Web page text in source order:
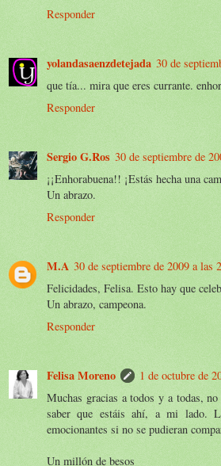
Responder
yolandasaenzdetejada 30 de
que tía... mira que eres currante.
Responder
Sergio G.Ros 30 de septiembre de
¡¡Enhorabuena!! ¡Estás hecha una
Un abrazo.
Responder
M.A 30 de septiembre de 2009 a las
Felicidades, Felisa. Esto hay que
Un abrazo, campeona.
Responder
Felisa Moreno
1 de octubre de
Muchas gracias a todos y a todas,
saber que estáis ahí, a mi lado.
emocionantes si no se pudieran
Un millón de besos